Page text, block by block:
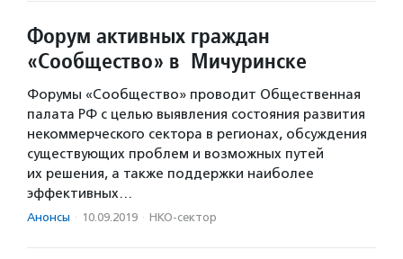
Форум активных граждан
«Сообщество» в Мичуринске
Форумы «Сообщество» проводит Общественная
палата РФ с целью выявления состояния развития
некоммерческого сектора в регионах, обсуждения
существующих проблем и возможных путей
их решения, а также поддержки наиболее
эффективных…
Анонсы · 10.09.2019 · НКО-сектор